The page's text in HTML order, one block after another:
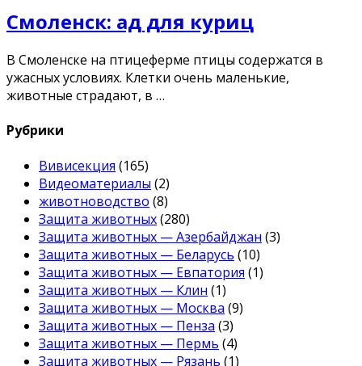
Смоленск: ад для куриц
В Смоленске на птицеферме птицы содержатся в
ужасных условиях. Клетки очень маленькие,
животные страдают, в …
Рубрики
Вивисекция (165)
Видеоматериалы (2)
животноводство (8)
Защита животных(280)
Защита животных — Азербайджан (3)
Защита животных — Беларусь (10)
Защита животных — Евпатория (1)
Защита животных — Клин (1)
Защита животных — Москва (9)
Защита животных — Пенза (3)
Защита животных — Пермь (4)
Защита животных — Рязань (1)